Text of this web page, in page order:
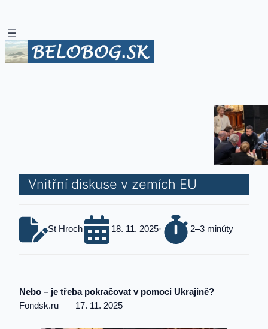
Vnitřní diskuse v zemích EU
St Hroch 18. 11. 2025· 2–3 minúty
Nebo – je třeba pokračovat v pomoci Ukrajině?
Fondsk.ru 17. 11. 2025